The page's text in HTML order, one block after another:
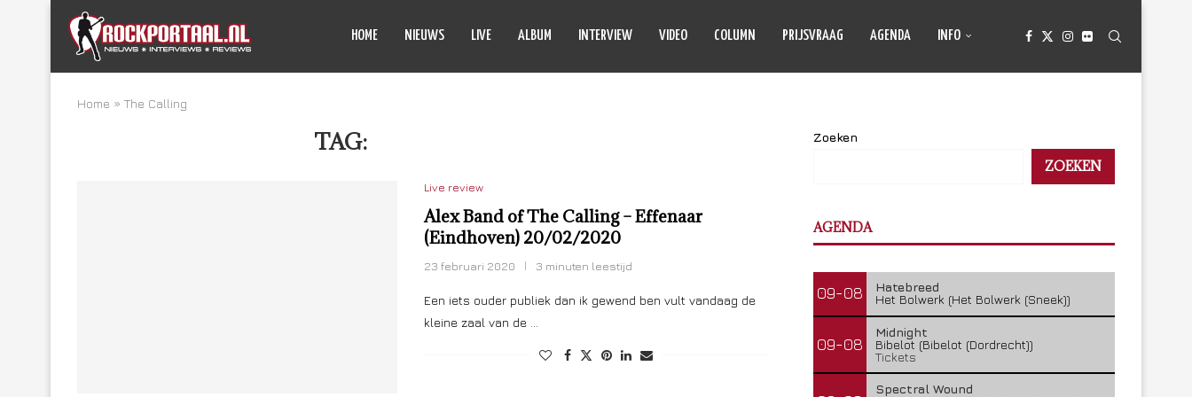
HOME NIEUWS LIVE ALBUM INTERVIEW VIDEO COLUMN PRIJSVRAAG AGENDA INFO
Home » The Calling
TAG:
Live review
Alex Band of The Calling – Effenaar
(Eindhoven) 20/02/2020
23 februari 2020 3 minuten leestijd
Een iets ouder publiek dan ik gewend ben vult vandaag de
kleine zaal van de …
Zoeken
ZOEKEN
AGENDA
09-08
Hatebreed
Het Bolwerk (Het Bolwerk (Sneek))
09-08
Midnight
Bibelot (Bibelot (Dordrecht))
Tickets
Spectral Wound